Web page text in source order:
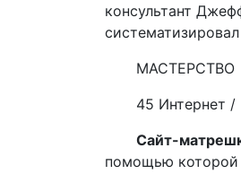
консультант
МАСТЕРСТВО
45 Интернет /
Сайт-
помощью которой